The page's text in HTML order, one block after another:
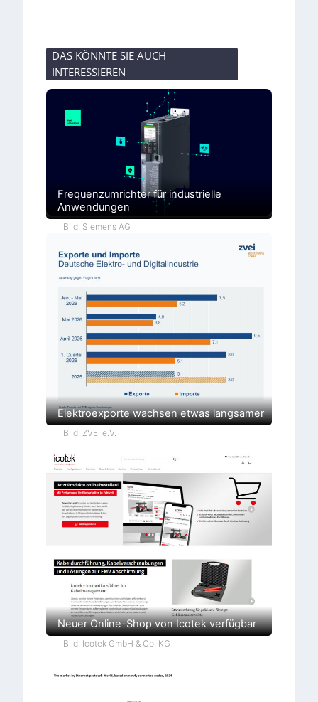
DAS KÖNNTE SIE AUCH
INTERESSIEREN
Frequenzumrichter für industrielle
Anwendungen
Bild: Siemens AG
Elektroexporte wachsen etwas langsamer
Bild: ZVEI e.V.
Neuer Online-Shop von Icotek verfügbar
Bild: Icotek GmbH & Co. KG